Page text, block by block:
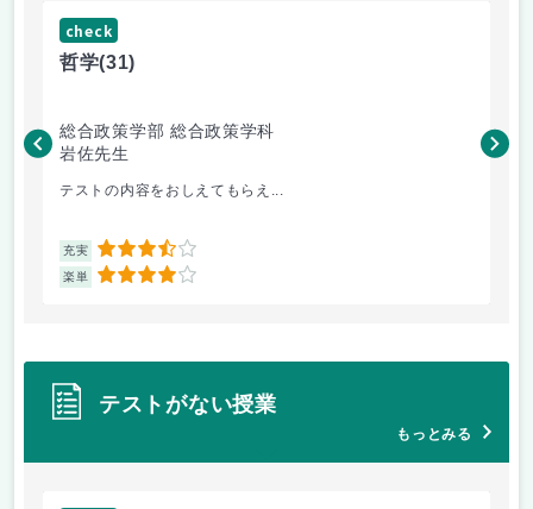
check
哲学(31)
総合政策学部 総合政策学科
岩佐先生
テストの内容をおしえてもらえ...
充実 3.5
楽単 4
長
テストがない授業
もっとみる